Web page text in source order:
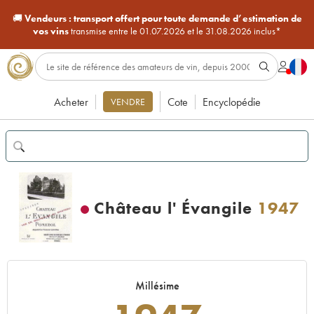
🚚Vendeurs : transport offert pour toute demande d’estimation de
vos vinstransmise entre le 01.07.2026 et le 31.08.2026 inclus*
Acheter VENDRE Cote Encyclopédie
Château l' Évangile 1947
Millésime